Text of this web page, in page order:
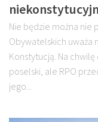
Nie będzie można nie
Obywatelskich uważa
Konstytucją. Na
poselski, ale RPO
jego...